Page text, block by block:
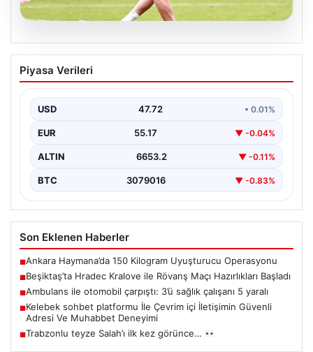
09.08.2026
Beşiktaş’ta Hradec Kralove ile Rövanş
Maçı Hazırlıkları Başladı
Avrupa Ligi 3'üncü ön eleme turunda karşılaşacağı
Hradec…
Piyasa Verileri
USD 47.72 • 0.01%
EUR 55.17 ▼ -0.04%
ALTIN 6653.2 ▼ -0.11%
BTC 3079016 ▼ -0.83%
Son Eklenen Haberler
■Ankara Haymana’da 150 Kilogram Uyuşturucu Operasyonu
■Beşiktaş’ta Hradec Kralove ile Rövanş Maçı Hazırlıkları Başladı
■Ambulans ile otomobil çarpıştı: 3’ü sağlık çalışanı 5 yaralı
■Kelebek sohbet platformu İle Çevrim içi İletişimin Güvenli
Adresi Ve Muhabbet Deneyimi
■Trabzonlu teyze Salah’ı ilk kez görünce…